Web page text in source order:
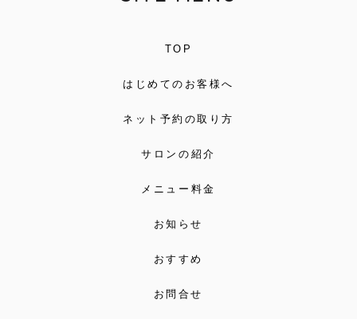
TOP
はじめてのお客様へ
ネット予約の取り方
サロンの紹介
メニュー料金
お知らせ
おすすめ
お問合せ